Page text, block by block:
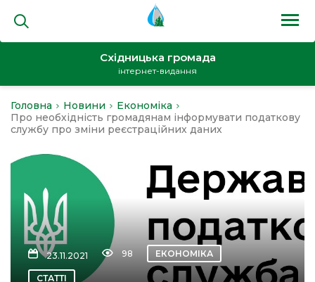
Східницька громада
інтернет-видання
Головна Новини
Економіка
Про необхідність громадянам інформувати податкову
службу про зміни реєстраційних даних
23.11.2021 98 ЕКОНОМІКА
СТАТТІ